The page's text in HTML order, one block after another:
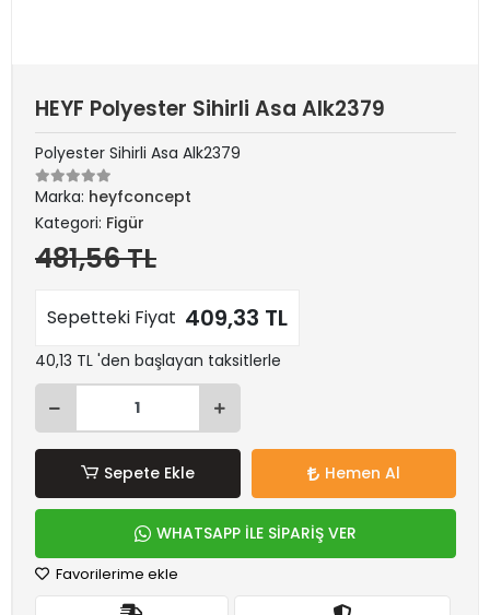
HEYF Polyester Sihirli Asa Alk2379
Polyester Sihirli Asa Alk2379
Marka: heyfconcept
Kategori: Figür
481,56 TL
Sepetteki Fiyat 409,33 TL
40,13 TL 'den başlayan taksitlerle
Sepete Ekle Hemen Al
WHATSAPP İLE SİPARİŞ VER
Favorilerime ekle